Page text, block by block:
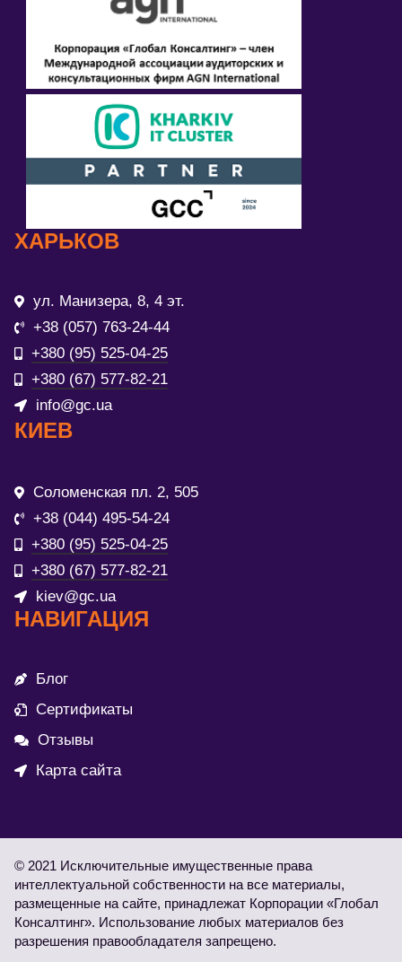
ХАРЬКОВ
ул. Манизера, 8, 4 эт.
+38 (057) 763-24-44
+380 (95) 525-04-25
+380 (67) 577-82-21
info@gc.ua
КИЕВ
Соломенская пл. 2, 505
+38 (044) 495-54-24
+380 (95) 525-04-25
+380 (67) 577-82-21
kiev@gc.ua
НАВИГАЦИЯ
Блог
Сертификаты
Отзывы
Карта сайта
© 2021 Исключительные имущественные права
интеллектуальной собственности на все материалы,
размещенные на сайте, принадлежат Корпорации «Глобал
Консалтинг». Использование любых материалов без
разрешения правообладателя запрещено.